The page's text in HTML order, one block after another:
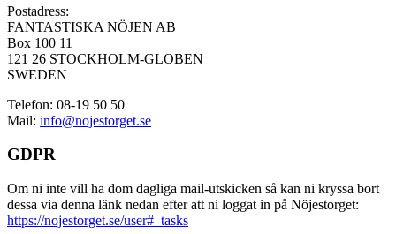
Postadress:
FANTASTISKA NÖJEN AB
Box 100 11
121 26 STOCKHOLM-GLOBEN
SWEDEN
Telefon: 08-19 50 50
Mail: info@nojestorget.se
GDPR
Om ni inte vill ha dom dagliga mail-utskicken så kan ni kryssa bort
dessa via denna länk nedan efter att ni loggat in på Nöjestorget:
https://nojestorget.se/user#_tasks